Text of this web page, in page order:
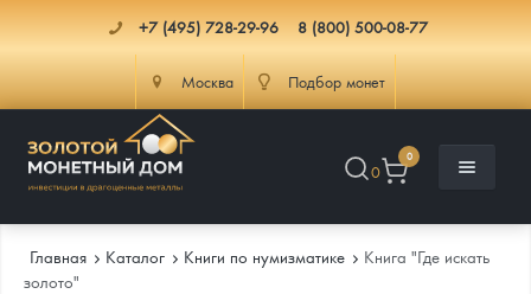
+7 (495) 728-29-96 8 (800) 500-08-77
Москва Подбор монет
0
0
Главная Каталог Книги по нумизматике
Книга "Где искать
золото"